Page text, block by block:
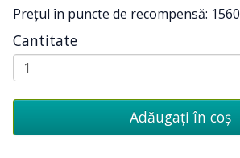
Preţul în puncte de recompensă: 1560
Cantitate
Adăugați în coş